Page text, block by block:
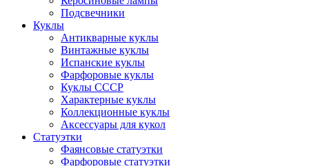
Подсвечники
Куклы
Антикварные куклы
Винтажные куклы
Испанские куклы
Фарфоровые куклы
Куклы СССР
Характерные куклы
Коллекционные куклы
Аксессуары для кукол
Статуэтки
Фаянсовые статуэтки
Фарфоровые статуэтки